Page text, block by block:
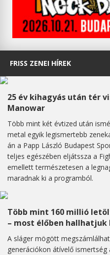
FRISS ZENEI HÍREK
25 év kihagyás után tér
Manowar
Több mint két évtized után
metal egyik legismertebb
án a Papp László Budapest
teljes egészében eljátssza a
emellett természetesen a
maradnak ki a programból.
Több mint 160 millió
– most élőben hallhatjuk
A sláger mögött
generációkon átívelő ismertség